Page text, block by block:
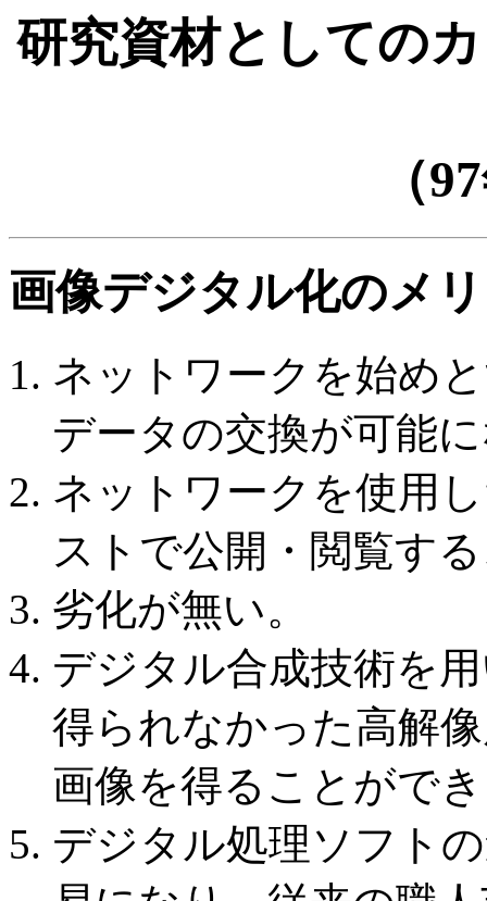
研究資材としての
（
画像デジタル化のメ
ネットワークを始め
データの交換が可能
ネットワークを使用
ストで公開・閲覧す
劣化が無い。
デジタル合成技術を
得られなかった高解
画像を得ることがで
デジタル処理ソフト